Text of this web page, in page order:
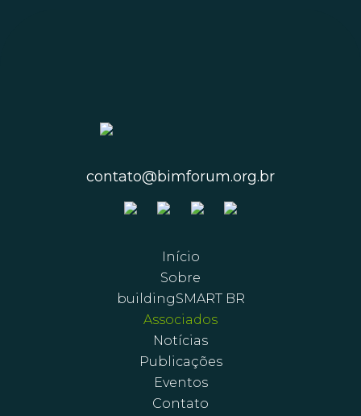
contato@bimforum.org.br
Início
Sobre
buildingSMART BR
Associados
Notícias
Publicações
Eventos
Contato